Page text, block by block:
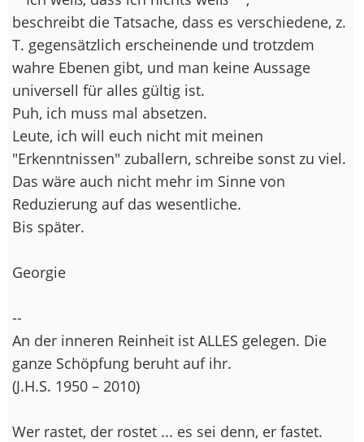
beschreibt die Tatsache, dass es verschiedene, z.
T. gegensätzlich erscheinende und trotzdem
wahre Ebenen gibt, und man keine Aussage
universell für alles gültig ist.
Puh, ich muss mal absetzen.
Leute, ich will euch nicht mit meinen
"Erkenntnissen" zuballern, schreibe sonst zu viel.
Das wäre auch nicht mehr im Sinne von
Reduzierung auf das wesentliche.
Bis später.
Georgie
--
An der inneren Reinheit ist ALLES gelegen. Die
ganze Schöpfung beruht auf ihr.
(J.H.S. 1950 – 2010)
Wer rastet, der rostet ... es sei denn, er fastet.